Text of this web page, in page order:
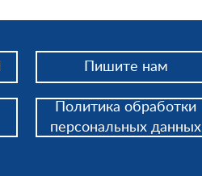
Политика обработки
персональных данных
Пишите нам